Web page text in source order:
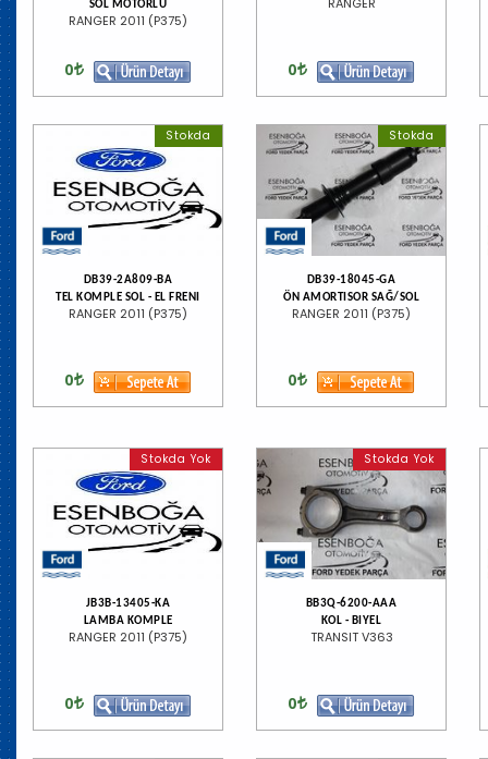
SOL MOTORLU
RANGER 2011 (P375)
0 0
Stokda
DB39-2A809-BA
TEL KOMPLE SOL - EL FRENI
RANGER 2011 (P375)
0
Stokda
DB39-18045-GA
ÖN AMORTISOR SAĞ/SOL
RANGER 2011 (P375)
0
Stokda Yok
JB3B-13405-KA
LAMBA KOMPLE
RANGER 2011 (P375)
0
Stokda Yok
BB3Q-6200-AAA
KOL - BIYEL
TRANSIT V363
0